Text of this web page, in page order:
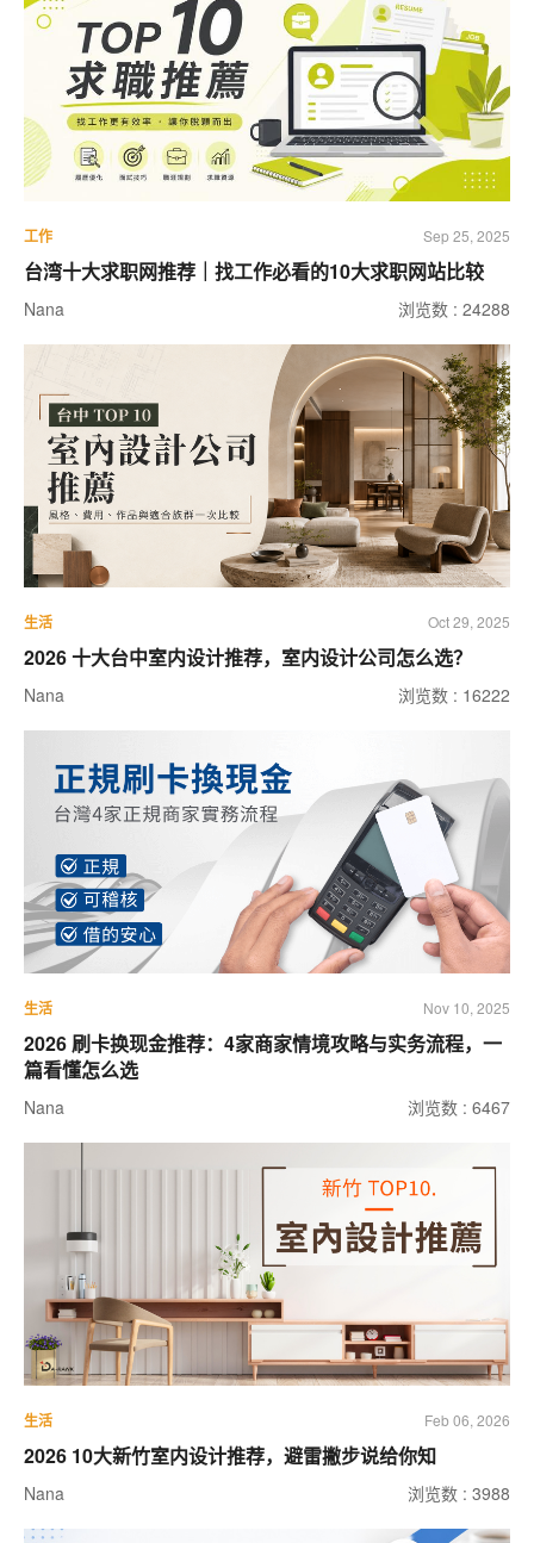
工作 Sep 25, 2025
台湾十大求职网推荐｜找工作必看的10大求职网站比较
Nana 浏览数 : 24288
生活 Oct 29, 2025
2026 十大台中室内设计推荐，室内设计公司怎么选？
Nana 浏览数 : 16222
生活 Nov 10, 2025
2026 刷卡换现金推荐：4家商家情境攻略与实务流程，一
篇看懂怎么选
Nana 浏览数 : 6467
生活 Feb 06, 2026
2026 10大新竹室内设计推荐，避雷撇步说给你知
Nana 浏览数 : 3988